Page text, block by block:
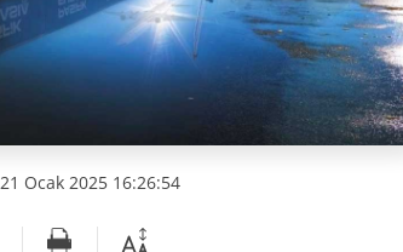
21 Ocak 2025 16:26:54